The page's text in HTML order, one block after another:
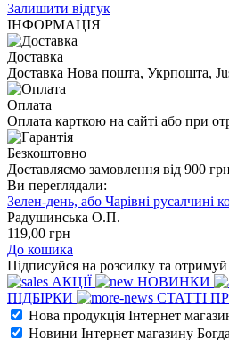
Залишити відгук
ІНФОРМАЦІЯ
Доставка
Доставка Нова пошта, Укрпошта,
Оплата
Оплата карткою на сайті або при
Безкоштовно
Доставляємо замовлення від 900
Ви переглядали:
Зелен-день, або Чарівні русалчині
Радушинська О.П.
119,00 грн
До кошика
Підписуйся на розсилку та
АКЦІЇ
НОВИНКИ
ПІДБІРКИ
СТАТТІ
Нова продукція Інтернет
Новини Інтернет магазину